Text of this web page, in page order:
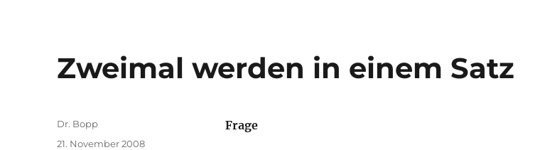
Zweimal werden in einem Satz
Frage
Autor
Dr. Bopp
Veröffentlicht
21. November 2008